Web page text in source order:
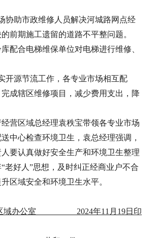
协助市政维修人员解决河城路网点经
前期施工遗留的道路不平整问题。
配合电梯维保单位对电梯进行维修、
开源节流工作，各专业市场相互配
成辖区维修项目，减少费用支出，降
营区域总经理袁秩宝带领各专业市场
中心检查环境卫生，袁总经理强调，
要认真做好安全生产和环境卫生整理
老好人”思想，及时纠正经商业户不合
区域安全和环境卫生水平。
区域办公室 2024年11月19日印